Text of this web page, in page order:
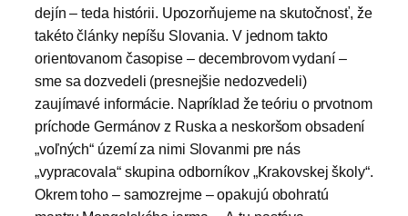
dejín – teda histórii. Upozorňujeme na skutočnosť, že
takéto články nepíšu Slovania. V jednom takto
orientovanom časopise – decembrovom vydaní –
sme sa dozvedeli (presnejšie nedozvedeli)
zaujímavé informácie. Napríklad že teóriu o prvotnom
príchode Germánov z Ruska a neskoršom obsadení
„voľných“ území za nimi Slovanmi pre nás
„vypracovala“ skupina odborníkov „Krakovskej školy“.
Okrem toho – samozrejme – opakujú obohratú